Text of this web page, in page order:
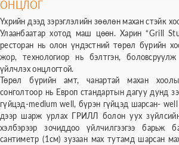
ОНЦЛОГ
Үхрийн дээд зэрэглэлийн зөөлөн махан стэйк
Улаанбаатар хотод маш цөөн. Харин “Grill
ресторан нь олон үндэстний төрөл бүрийн
жор, технологиор нь бэлтгэн,
үйлчлэх онцлогтой.
Төрөл бүрийн амт, чанартай махан
сонголтоор нь Европ стандартын дагуу дунд
гүйцэд-medium well, бүрэн гүйцэд шарсан-
дээр шарж урлах ГРИЛЛ болон уух
хэлбэрээр зочиддоо үйлчилгээгээ барьж
сантиметр (1см) зузаан мах тутамд шарсан